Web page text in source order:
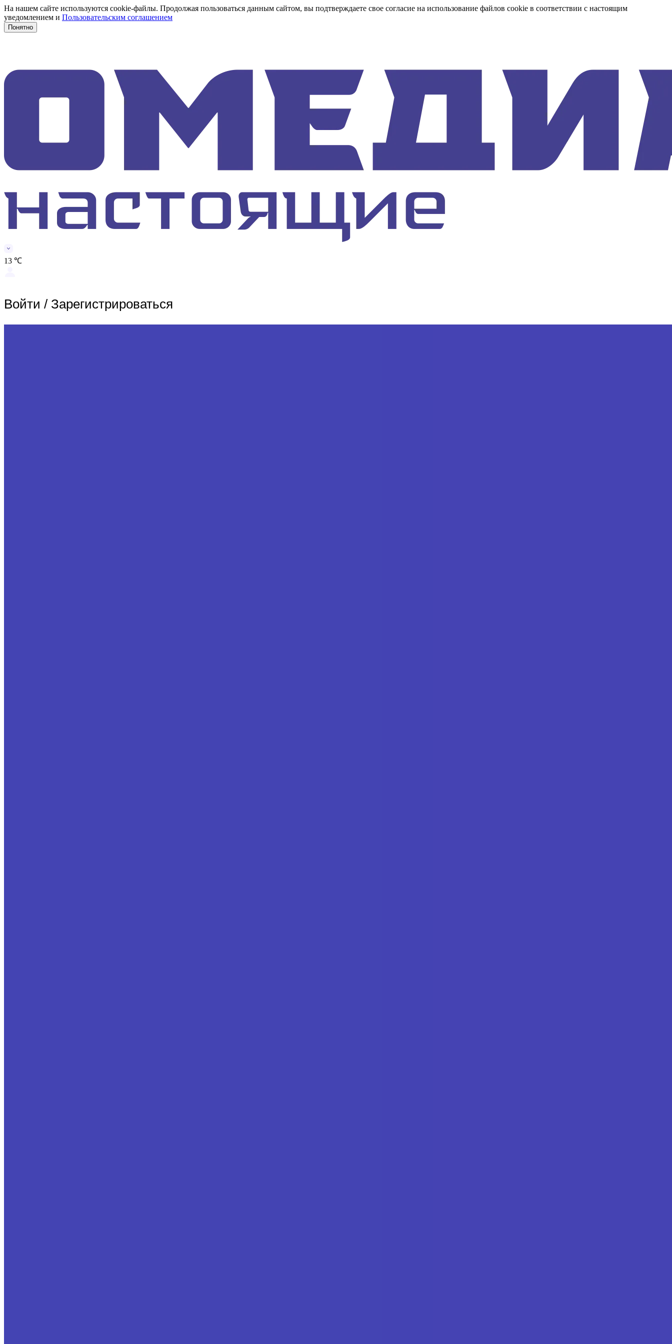
На нашем сайте используются cookie-файлы. Продолжая пользоваться данным сайтом, вы подтверждаете свое согласие на использование файлов cookie в соответствии с настоящим
уведомлением и Пользовательским соглашением
Понятно
13 ℃
Войти / Зарегистрироваться